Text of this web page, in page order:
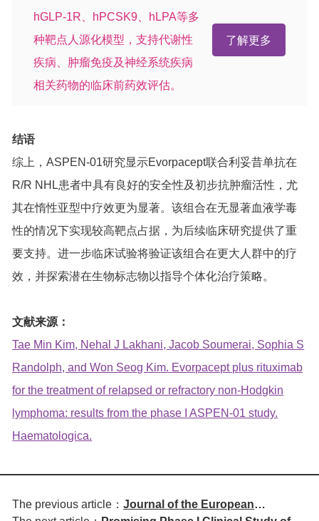
hGLP-1R、hPCSK9、hLPA等多
种靶点人源化模型，支持代谢性
疾病、肿瘤免疫及神经系统疾病
相关药物的临床前药效评估。
了解更多
结语
综上，ASPEN-01研究显示Evorpacept联合利妥昔单抗在
R/R NHL患者中具有良好的安全性及初步抗肿瘤活性，尤
其在惰性亚型中疗效更为显著。该组合在无显著血液学毒
性的情况下实现较高靶点占据，为后续临床研究提供了重
要支持。进一步临床试验将验证该组合在更大人群中的疗
效，并探索潜在生物标志物以指导个体化治疗策略。
文献来源：
Tae Min Kim, Nehal J Lakhani, Jacob Soumerai, Sophia S
Randolph, and Won Seog Kim. Evorpacept plus rituximab
for the treatment of relapsed or refractory non-Hodgkin
lymphoma: results from the phase I ASPEN-01 study.
Haematologica.
The previous article：Journal of the European